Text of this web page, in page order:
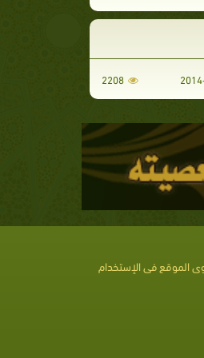
2208
الموقع فى الإستخدام